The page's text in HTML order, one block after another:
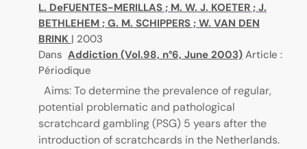
L. DeFUENTES-MERILLAS ; M. W. J. KOETER ; J.
BETHLEHEM ; G. M. SCHIPPERS ; W. VAN DEN
BRINK | 2003
Dans Addiction (Vol.98, n°6, June 2003) Article :
Périodique
Aims: To determine the prevalence of regular,
potential problematic and pathological
scratchcard gambling (PSG) 5 years after the
introduction of scratchcards in the Netherlands.